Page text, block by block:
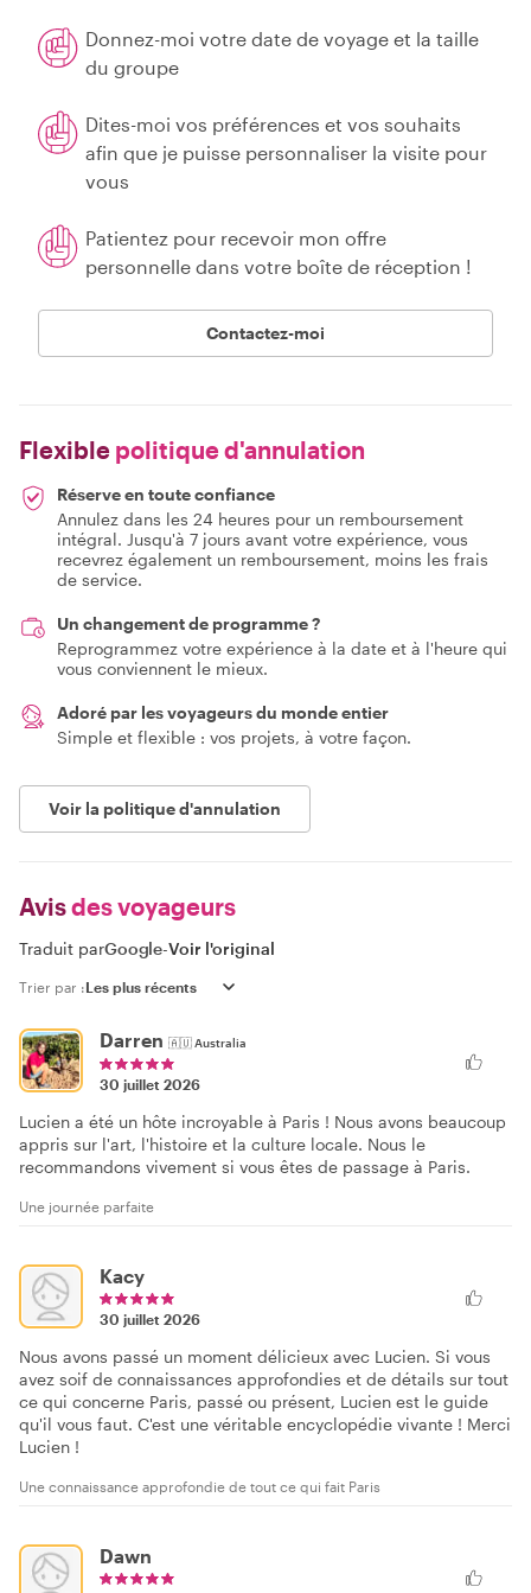
Donnez-moi votre date de voyage et la taille
du groupe
Dites-moi vos préférences et vos souhaits
afin que je puisse personnaliser la visite pour
vous
Patientez pour recevoir mon offre
personnelle dans votre boîte de réception !
Contactez-moi
Flexible politique d'annulation
Réserve en toute confiance
Annulez dans les 24 heures pour un remboursement
intégral. Jusqu'à 7 jours avant votre expérience, vous
recevrez également un remboursement, moins les frais
de service.
Un changement de programme ?
Reprogrammez votre expérience à la date et à l'heure qui
vous conviennent le mieux.
Adoré par les voyageurs du monde entier
Simple et flexible : vos projets, à votre façon.
Voir la politique d'annulation
Avisdes voyageurs
Traduit parGoogle-Voir l'original
Trier par :
Darren 🇦🇺Australia
30 juillet 2026
Lucien a été un hôte incroyable à Paris ! Nous avons beaucoup
appris sur l'art, l'histoire et la culture locale. Nous le
recommandons vivement si vous êtes de passage à Paris.
Une journée parfaite
Kacy
30 juillet 2026
Nous avons passé un moment délicieux avec Lucien. Si vous
avez soif de connaissances approfondies et de détails sur tout
ce qui concerne Paris, passé ou présent, Lucien est le guide
qu'il vous faut. C'est une véritable encyclopédie vivante ! Merci
Lucien !
Une connaissance approfondie de tout ce qui fait Paris
Dawn